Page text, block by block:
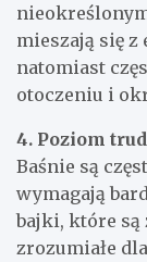
mieszają się
natomiast
otoczeniu i
4. Poziom
Baśnie są
wymagają
bajki, które są
zrozumiałe